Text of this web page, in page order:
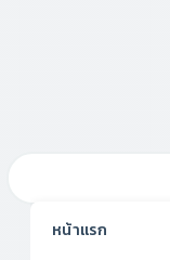
หน้าแรก